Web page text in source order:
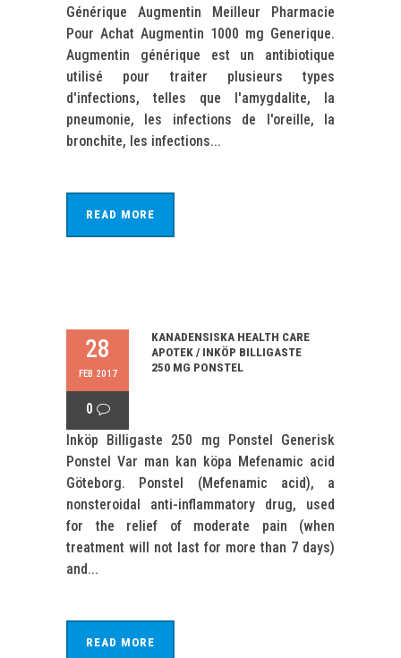
Générique Augmentin Meilleur Pharmacie
Pour Achat Augmentin 1000 mg Generique.
Augmentin générique est un antibiotique
utilisé pour traiter plusieurs types
d'infections, telles que l'amygdalite, la
pneumonie, les infections de l'oreille, la
bronchite, les infections...
READ MORE
28
FEB 2017
0
KANADENSISKA HEALTH CARE
APOTEK / INKÖP BILLIGASTE
250 MG PONSTEL
Inköp Billigaste 250 mg Ponstel Generisk
Ponstel Var man kan köpa Mefenamic acid
Göteborg. Ponstel (Mefenamic acid), a
nonsteroidal anti-inflammatory drug, used
for the relief of moderate pain (when
treatment will not last for more than 7 days)
and...
READ MORE